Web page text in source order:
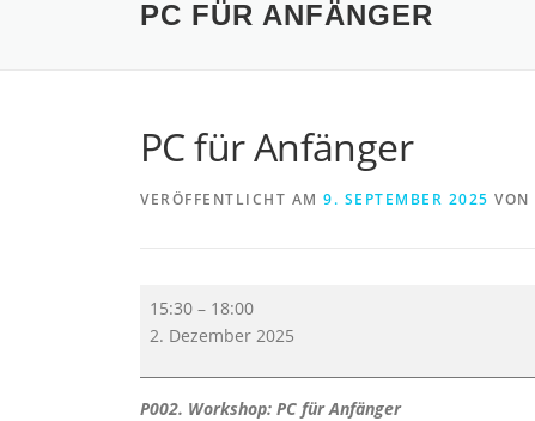
PC FÜR ANFÄNGER
PC für Anfänger
VERÖFFENTLICHT AM 9. SEPTEMBER 2025 VON
PC
für
15:30 – 18:00
2. Dezember 2025
P002. Workshop: PC für Anfänger